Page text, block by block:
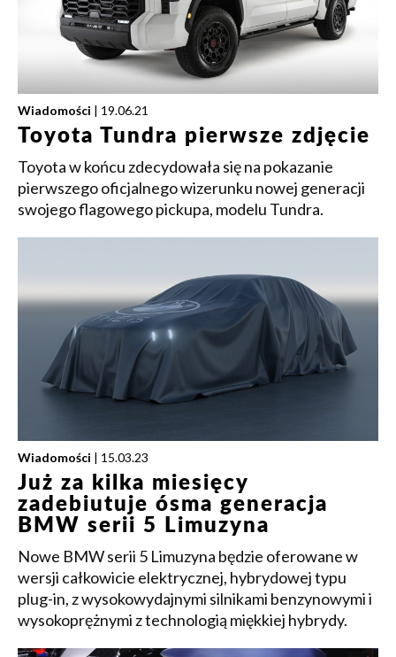
Wiadomości | 19.06.21
Toyota Tundra pierwsze zdjęcie
Toyota w końcu zdecydowała się na pokazanie
pierwszego oficjalnego wizerunku nowej generacji
swojego flagowego pickupa, modelu Tundra.
Wiadomości | 15.03.23
Już za kilka miesięcy
zadebiutuje ósma generacja
BMW serii 5 Limuzyna
Nowe BMW serii 5 Limuzyna będzie oferowane w
wersji całkowicie elektrycznej, hybrydowej typu
plug-in, z wysokowydajnymi silnikami benzynowymi i
wysokoprężnymi z technologią miękkiej hybrydy.